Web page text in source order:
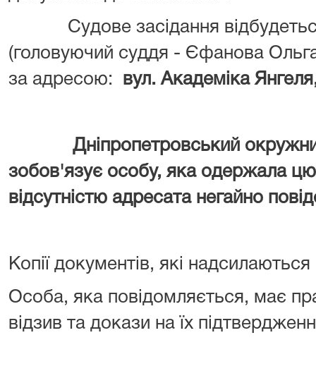
Судове засідання
(головуючий суддя - Єфанова
за адресою:
вул. Академіка
Дніпропетровський
зобов'язує особу, яка одержала цю
відсутністю адресата негайно
Копії документів, які
Особа, яка повідомляється, має
відзив та докази на їх